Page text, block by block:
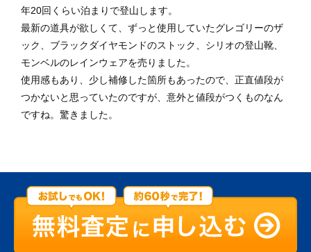
年20回くらい泊まりで登山します。
最新の道具が欲しくて、ずっと使用していたグレゴリーのザ
ック、ブラックダイヤモンドのストック、シリオの登山靴、
モンベルのレインウェアを売りました。
使用感もあり、少し補修した箇所もあったので、正直値段が
つかないと思っていたのですが、意外と値段がつくものなん
ですね。驚きました。